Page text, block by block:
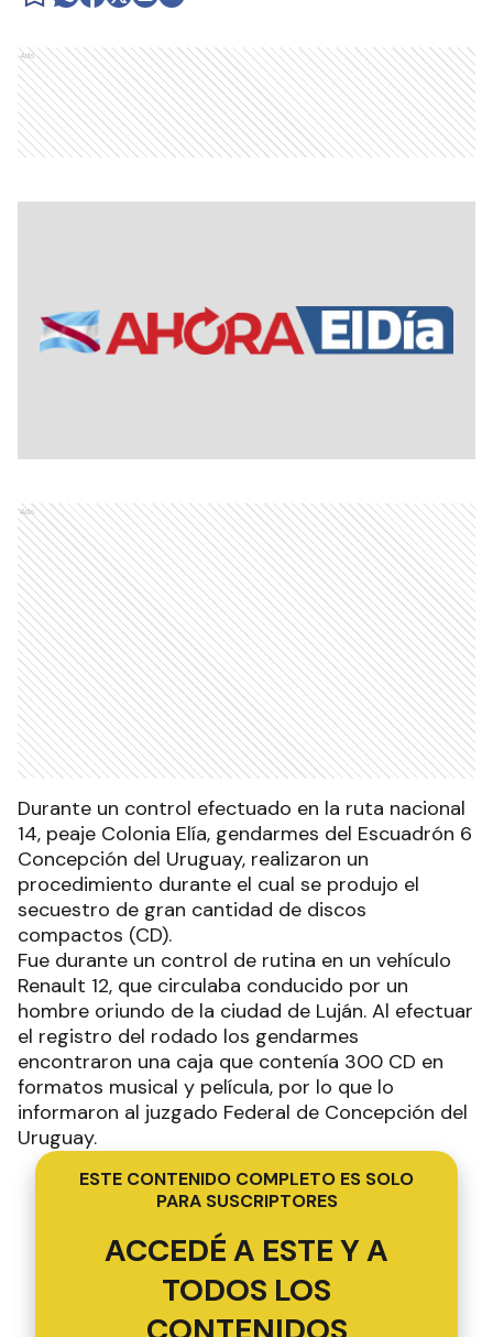
Ads
Ads
Durante un control efectuado en la ruta nacional
14, peaje Colonia Elía, gendarmes del Escuadrón 6
Concepción del Uruguay, realizaron un
procedimiento durante el cual se produjo el
secuestro de gran cantidad de discos
compactos (CD).
Fue durante un control de rutina en un vehículo
Renault 12, que circulaba conducido por un
hombre oriundo de la ciudad de Luján. Al efectuar
el registro del rodado los gendarmes
encontraron una caja que contenía 300 CD en
formatos musical y película, por lo que lo
informaron al juzgado Federal de Concepción del
Uruguay.
ESTE CONTENIDO COMPLETO ES SOLO
PARA SUSCRIPTORES
ACCEDÉ A ESTE Y A
TODOS LOS